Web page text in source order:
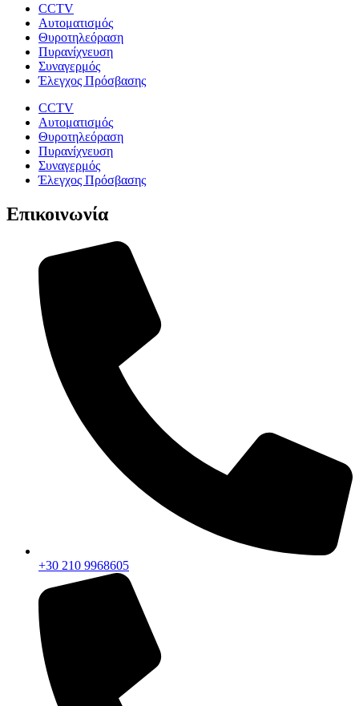
CCTV
Αυτοματισμός
Θυροτηλεόραση
Πυρανίχνευση
Συναγερμός
Έλεγχος Πρόσβασης
CCTV
Αυτοματισμός
Θυροτηλεόραση
Πυρανίχνευση
Συναγερμός
Έλεγχος Πρόσβασης
Επικοινωνία
+30 210 9968605